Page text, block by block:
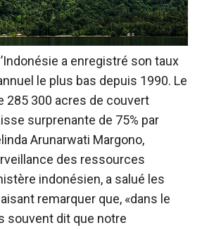
a enregistré son taux
le plus bas depuis 1990. Le
285 300 acres de couvert
surprenante de 75% par
Arunarwati Margono,
des ressources
indonésien, a salué les
remarquer que, «dans le
souvent dit que notre